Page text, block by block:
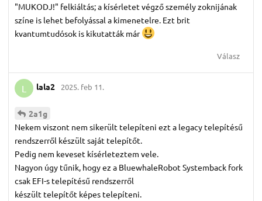
"MUKODJ!" felkiáltás; a kísérletet végző személy zoknijának
színe is lehet befolyással a kimenetelre. Ezt brit
kvantumtudósok is kikutatták már
Válasz
L lala2 2025. feb 11.
2a1g
Nekem viszont nem sikerült telepíteni ezt a legacy telepítésű
rendszerről készült saját telepítőt.
Pedig nem keveset kísérleteztem vele.
Nagyon úgy tűnik, hogy ez a BluewhaleRobot Systemback fork
csak EFI-s telepítésű rendszerről
készült telepítőt képes telepíteni.